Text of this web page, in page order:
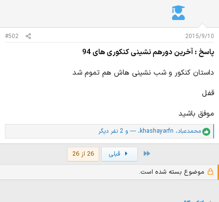
2015/9/10
#502
پاسخ : آخرین دورهم نشینی کنکوری های 94
داستان کنکور و شب نشینی هاش هم تموم شد
قفل
موفق باشید
ا
م
ز
ا
محمدعباد، khashayarfn، ---- و 2 نفر دیگر
قبلی
26 از 26
موضوع بسته شده است.